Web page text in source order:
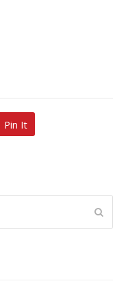
Pin It